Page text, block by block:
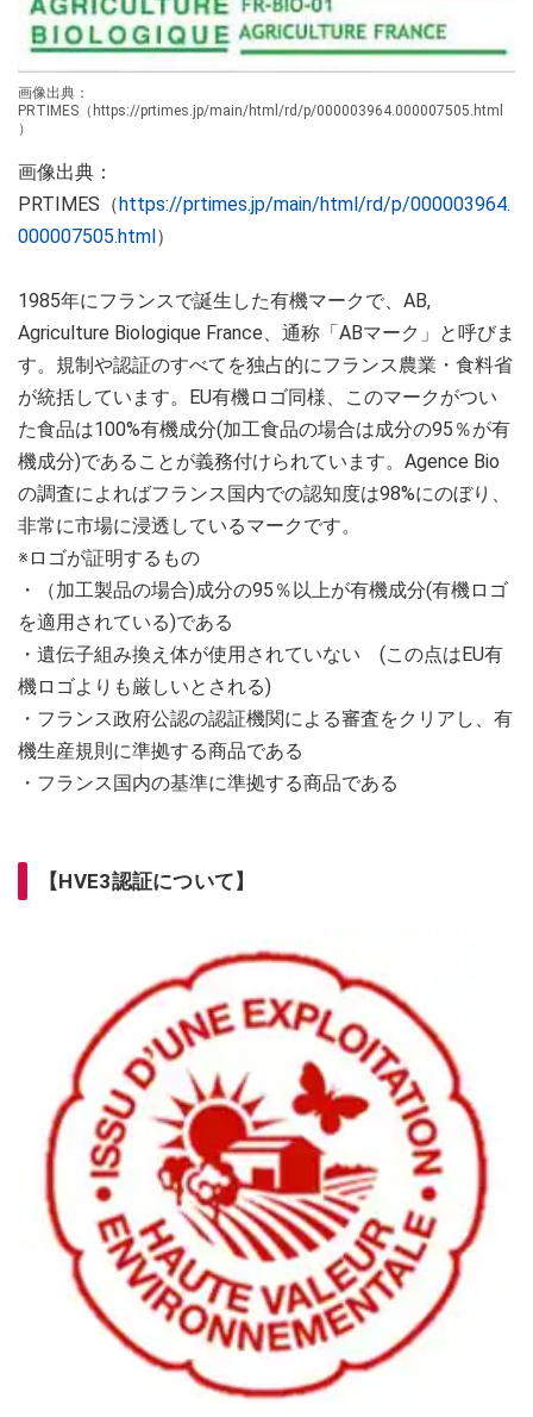
画像出典：
PRTIMES（https://prtimes.jp/main/html/rd/p/000003964.000007505.html
）
画像出典：
PRTIMES（ https://prtimes.jp/main/html/rd/p/000003964.
000007505.html ）
1985年にフランスで誕生した有機マークで、AB,
Agriculture Biologique France、通称「ABマーク」と呼びま
す。規制や認証のすべてを独占的にフランス農業・食料省
が統括しています。EU有機ロゴ同様、このマークがつい
た食品は100%有機成分(加工食品の場合は成分の95％が有
機成分)であることが義務付けられています。Agence Bio
の調査によればフランス国内での認知度は98%にのぼり、
非常に市場に浸透しているマークです。
※ロゴが証明するもの
・（加工製品の場合)成分の95％以上が有機成分(有機ロゴ
を適用されている)である
・遺伝子組み換え体が使用されていない (この点はEU有
機ロゴよりも厳しいとされる)
・フランス政府公認の認証機関による審査をクリアし、有
機生産規則に準拠する商品である
・フランス国内の基準に準拠する商品である
【HVE3認証について】